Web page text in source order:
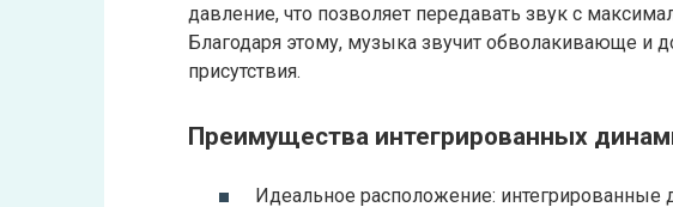
давление, что позволяет передавать звук с
Благодаря этому, музыка звучит обволакивающе и
присутствия.
Преимущества интегрированных
Идеальное расположение: